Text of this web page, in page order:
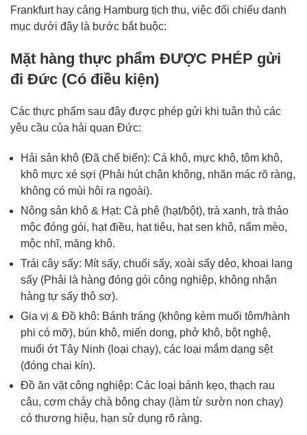
Frankfurt hay cảng Hamburg tịch thu, việc đối chiếu danh
mục dưới đây là bước bắt buộc:
Mặt hàng thực phẩm ĐƯỢC PHÉP gửi
đi Đức (Có điều kiện)
Các thực phẩm sau đây được phép gửi khi tuân thủ các
yêu cầu của hải quan Đức:
Hải sản khô (Đã chế biến): Cá khô, mực khô, tôm khô,
khô mực xé sợi (Phải hút chân không, nhãn mác rõ ràng,
không có mùi hôi ra ngoài).
Nông sản khô & Hạt: Cà phê (hạt/bột), trà xanh, trà thảo
mộc đóng gói, hạt điều, hạt tiêu, hạt sen khô, nấm mèo,
mộc nhĩ, măng khô.
Trái cây sấy: Mít sấy, chuối sấy, xoài sấy dẻo, khoai lang
sấy (Phải là hàng đóng gói công nghiệp, không nhận
hàng tự sấy thô sơ).
Gia vị & Đồ khô: Bánh tráng (không kèm muối tôm/hành
phi có mỡ), bún khô, miến dong, phở khô, bột nghệ,
muối ớt Tây Ninh (loại chay), các loại mắm dạng sệt
(đóng chai kín).
Đồ ăn vặt công nghiệp: Các loại bánh kẹo, thạch rau
câu, cơm cháy chà bông chay (làm từ sườn non chay)
có thương hiệu, hạn sử dụng rõ ràng.